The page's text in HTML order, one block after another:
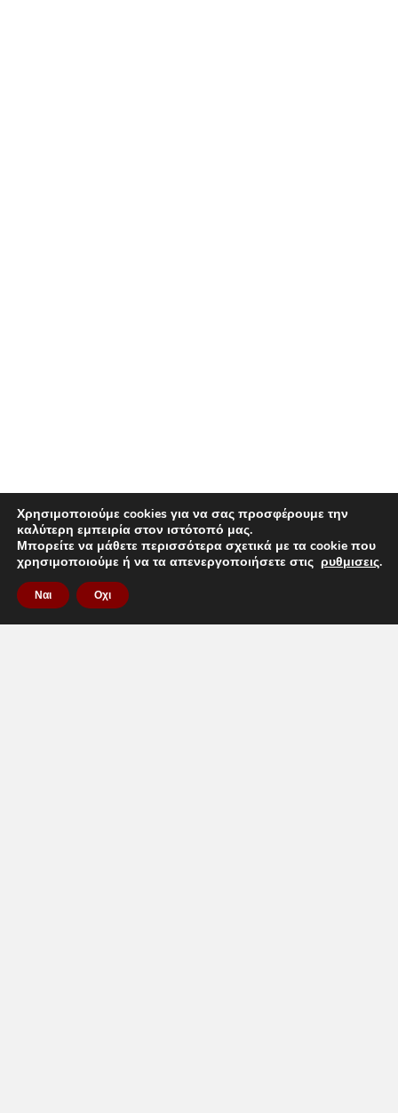
Χρησιμοποιούμε cookies για να σας προσφέρουμε την
καλύτερη εμπειρία στον ιστότοπό μας.
Μπορείτε να μάθετε περισσότερα σχετικά με τα cookie που
χρησιμοποιούμε ή να τα απενεργοποιήσετε στις ρυθμισεις.
Ναι Οχι